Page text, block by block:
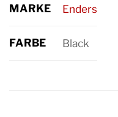
MARKE Enders
FARBE Black